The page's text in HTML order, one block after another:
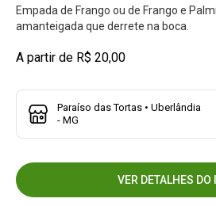
Empada de Frango ou de Frango e
amanteigada que derrete na boca.
A partir de R$ 20,00
Paraíso das Tortas • Uberlândia
- MG
VER DETALHES DO